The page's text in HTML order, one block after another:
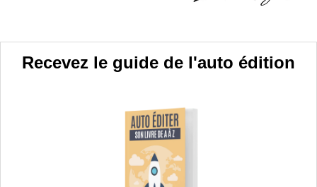
Recevez le guide de l'auto édition